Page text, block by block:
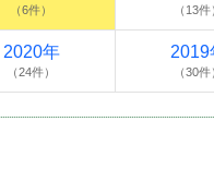
（6件） （13件
2020年
（24件）
2019
（30件